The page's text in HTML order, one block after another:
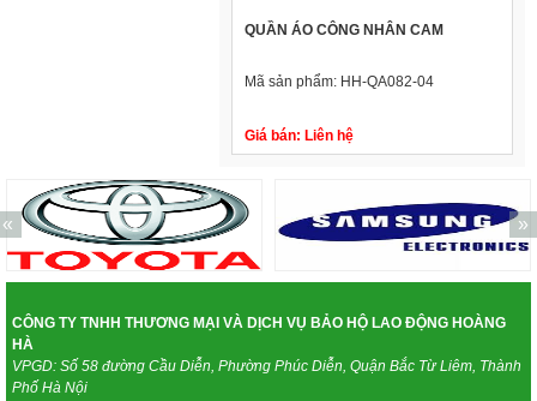
QUẦN ÁO CÔNG NHÂN CAM
Mã sản phẩm: HH-QA082-04
Giá bán: Liên hệ
« »
CÔNG TY TNHH THƯƠNG MẠI VÀ DỊCH VỤ BẢO HỘ LAO ĐỘNG HOÀNG
HÀ
VPGD: Số 58 đường Cầu Diễn, Phường Phúc Diễn, Quận Bắc Từ Liêm, Thành
Phố Hà Nội